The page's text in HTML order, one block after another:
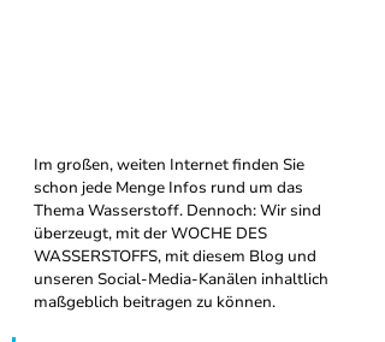
Im großen, weiten Internet finden Sie
schon jede Menge Infos rund um das
Thema Wasserstoff. Dennoch: Wir sind
überzeugt, mit der WOCHE DES
WASSERSTOFFS, mit diesem Blog und
unseren Social-Media-Kanälen inhaltlich
maßgeblich beitragen zu können.